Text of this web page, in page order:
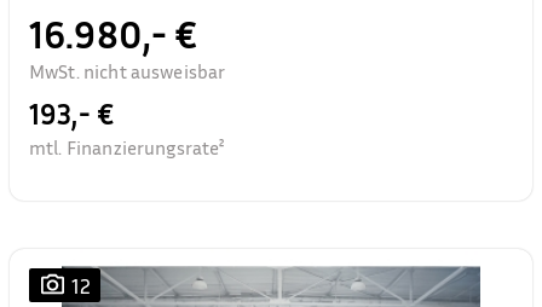
16.980,- €
MwSt. nicht ausweisbar
193,- €
mtl. Finanzierungsrate²
12